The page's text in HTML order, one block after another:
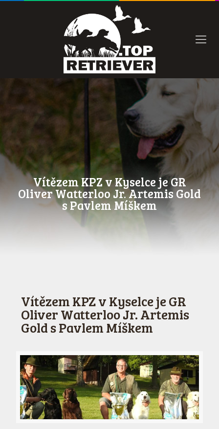
Vítězem KPZ v Kyselce je GR
Oliver Watterloo Jr. Artemis Gold
s Pavlem Míškem
Vítězem KPZ v Kyselce je GR
Oliver Watterloo Jr. Artemis
Gold s Pavlem Míškem